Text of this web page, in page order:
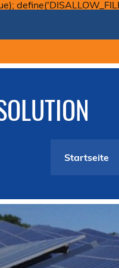
Startseite